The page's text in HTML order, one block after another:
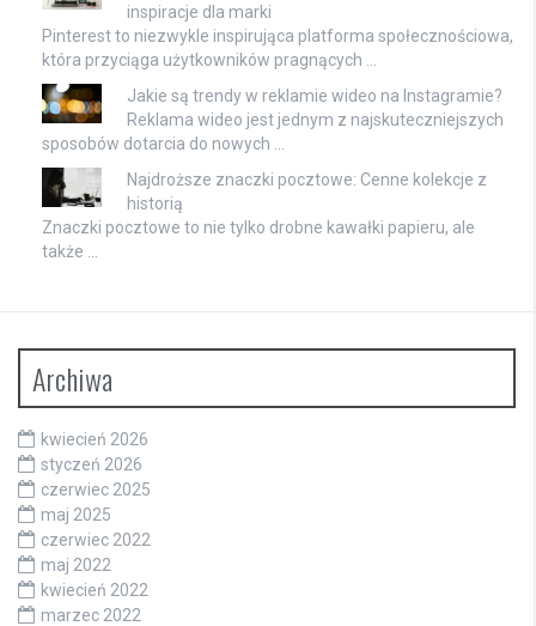
inspiracje dla marki
Pinterest to niezwykle inspirująca platforma społecznościowa,
która przyciąga użytkowników pragnących …
Jakie są trendy w reklamie wideo na Instagramie?
Reklama wideo jest jednym z najskuteczniejszych
sposobów dotarcia do nowych …
Najdroższe znaczki pocztowe: Cenne kolekcje z
historią
Znaczki pocztowe to nie tylko drobne kawałki papieru, ale
także …
Archiwa
kwiecień 2026
styczeń 2026
czerwiec 2025
maj 2025
czerwiec 2022
maj 2022
kwiecień 2022
marzec 2022